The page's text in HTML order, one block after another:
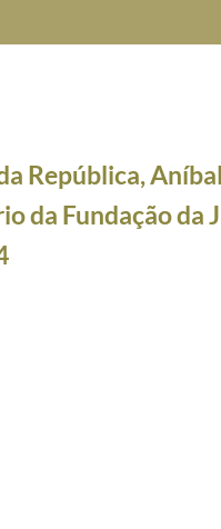
Nacional da Ajuda, a 20 de
nos Emirados Árabes Unidos,
no Dubai, a 27 de novembro de
Árabes Unidos, no Dubai, a
Mouzinho da Silveira, a 29 de
Nacional de Ténis de Mesa, no
no Porto, a 3 de dezembro de
no Porto, a 3 de dezembro de
República,
da Fundação da